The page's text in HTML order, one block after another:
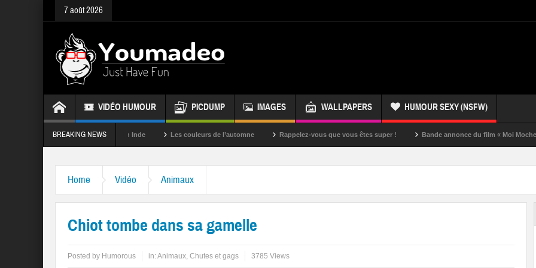
7 août 2026
VIDÉO HUMOUR PICDUMP IMAGES WALLPAPERS HUMOUR SEXY (NSFW)
BREAKING NEWS
La fête des couleurs en Inde Les couleurs de l’automne Rappelez-vous que vous êtes super ! Bande annonce du film « Moi Moche et
Home Vidéo Animaux
Chiot tombe dans sa gamelle
Posted by Humorous in:Animaux, Chutes et gags 3785 Views